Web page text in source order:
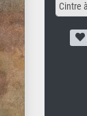
Cintre